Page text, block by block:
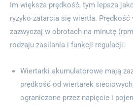
Im większa prędkość, tym lepsza
ryzyko zatarcia się wiertła. Prędkość
zazwyczaj w obrotach na minutę
rodzaju zasilania i funkcji regulacji:
Wiertarki akumulatorowe mają
prędkość od wiertarek
ograniczone przez napięcie i